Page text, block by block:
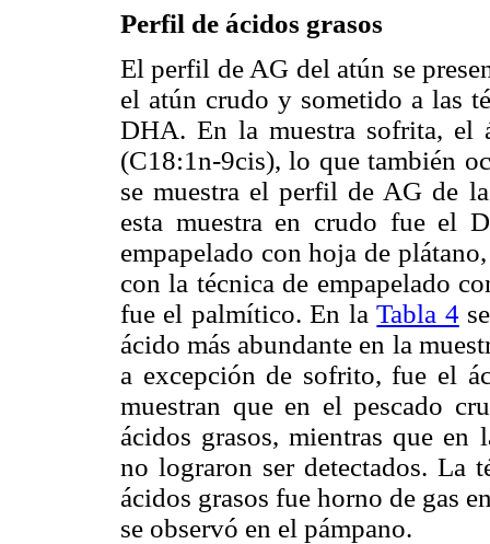
Perfil de ácidos grasos
El perfil de AG del atún se
el atún crudo y sometido a las
DHA. En la muestra sofrita, el
(C18:1n-9cis), lo que también
se muestra el perfil de AG de
esta muestra en crudo fue el
empapelado con hoja de
con la técnica de empapelado
fue el palmítico. En laTabla 4
ácido más abundante en la
a excepción de sofrito, fue el
muestran que en el pescado
ácidos grasos, mientras que en
no lograron ser detectados. La
ácidos grasos fue horno de gas
se observó en el pámpano.